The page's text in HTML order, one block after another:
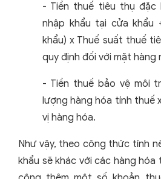
- Tiền thuế tiêu thụ đặc
nhập khẩu tại cửa khẩu
khẩu) x Thuế suất thuế
quy định đối với mặt hàng
- Tiền thuế bảo vệ môi
lượng hàng hóa tính thuế
vị hàng hóa.
Như vậy, theo công thức tính
khẩu sẽ khác với các hàng